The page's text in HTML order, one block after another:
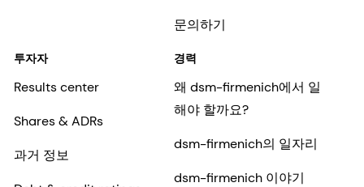
문의하기
투자자
Results center
Shares & ADRs
과거 정보
경력
왜 dsm-firmenich에서 일
해야 할까요?
dsm-firmenich의 일자리
dsm-firmenich 이야기